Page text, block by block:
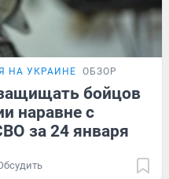
НА УКРАИНЕ ОБЗОР
бойцов
наравне с
за 24 января